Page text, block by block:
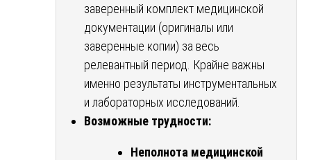
заверенный комплект медицинской
документации (оригиналы или
заверенные копии) за весь
релевантный период. Крайне важны
именно результаты инструментальных
и лабораторных исследований.
Возможные трудности:
Неполнота медицинской